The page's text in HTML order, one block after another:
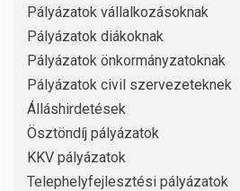
Pályázatok vállalkozásoknak
Pályázatok diákoknak
Pályázatok önkormányzatoknak
Pályázatok civil szervezeteknek
Álláshirdetések
Ösztöndíj pályázatok
KKV pályázatok
Telephelyfejlesztési pályázatok